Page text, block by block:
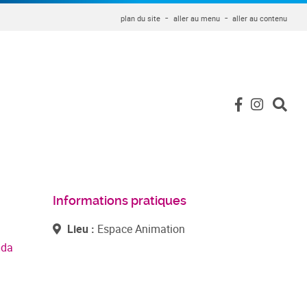
plan du site aller au menu aller au contenu
Informations pratiques
Lieu : Espace Animation